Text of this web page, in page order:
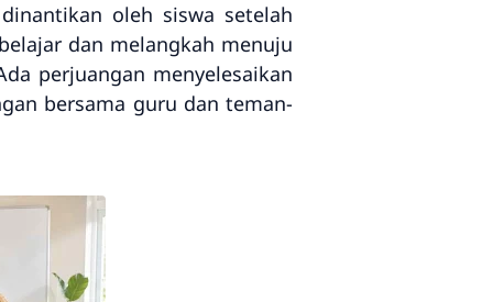
oleh siswa setelah
dan melangkah menuju
perjuangan menyelesaikan
bersama guru dan teman-